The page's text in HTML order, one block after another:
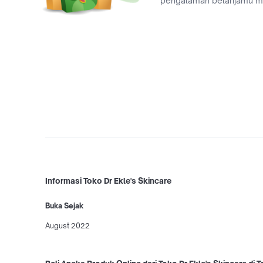
Informasi Toko Dr Ekle's Skincare
Buka Sejak
August 2022